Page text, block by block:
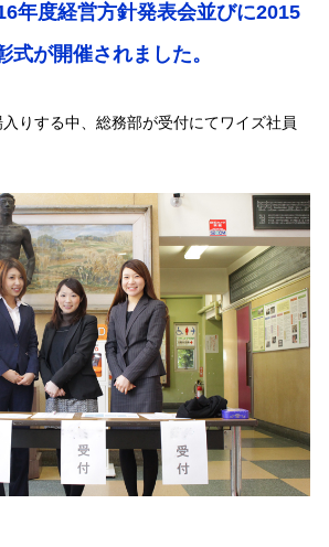
年度経営方針発表会並びに2015
式が開催されました。
りする中、総務部が受付にてワイズ社員